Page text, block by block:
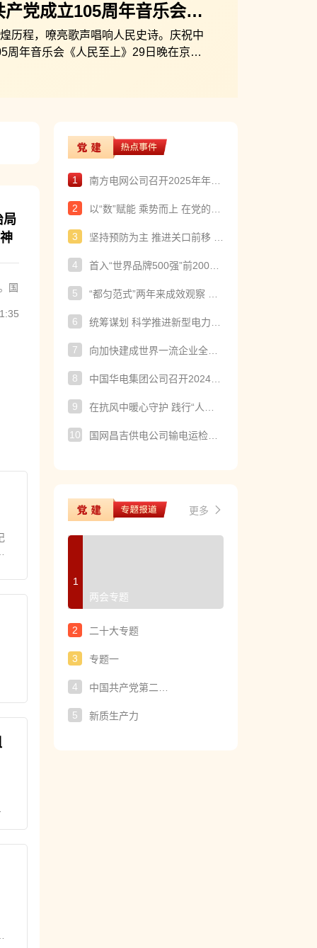
产党成立105周年音乐会
》在京举行
历程，嘹亮歌声唱响人民史诗。庆祝中
周年音乐会《人民至上》29日晚在京举
局
国
1 南方电网公司召开2025年年中工作会议 决胜“十四五” 准备“十五五” 奋力开创高质量发展新局面
2 以“数”赋能 乘势而上 在党的建设领域数字化之路上走出南网特色
3 坚持预防为主 推进关口前移 南方电网各级各单位多措并举提前筑牢电网安全堤坝
4 首入“世界品牌500强”前200名 加速国际化彰显品牌魅力 南方电网公司品牌建设结硕果
5 “都匀范式”两年来成效观察 从一颗种子到一片森林
6 统筹谋划 科学推进新型电力系统建设
7 向加快建成世界一流企业全速进发 ——写在南方电网公司2025年年中工作会议召开之际
8 中国华电集团公司召开2024年度直属单位纪委书记述职会
9 在抗风中暖心守护 践行“人民电业为人民”宗旨
10 国网昌吉供电公司输电运检中心念好“网、场、力”三字诀，推动党风廉政建设走深走实
更多
1
两会专题
2 二十大专题
3 专题一
4 中国共产党第二十届中央委员会第三次全体会议
5 新质生产力